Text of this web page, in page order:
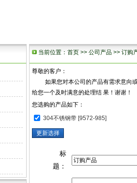
当前位置： 首页 >> 公司产品 >> 订购
尊敬的客户：
如果您对本公司的产品有需求意向或
给您一个及时满意的处理结 果！谢谢！
您选购的产品如下：
304不锈钢带 [9572-985]
标
题：